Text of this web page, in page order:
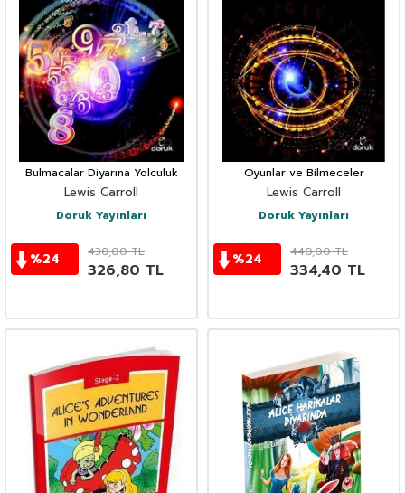
Bulmacalar Diyarına Yolculuk
Lewis Carroll
Doruk Yayınları
%24 430,00TL
326,80 TL
Oyunlar ve Bilmeceler
Lewis Carroll
Doruk Yayınları
%24 440,00TL
334,40 TL